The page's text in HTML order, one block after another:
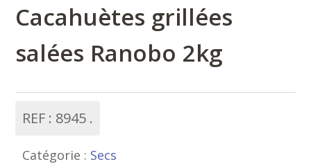
Cacahuètes grillées
salées Ranobo 2kg
REF : 8945
Catégorie : Secs